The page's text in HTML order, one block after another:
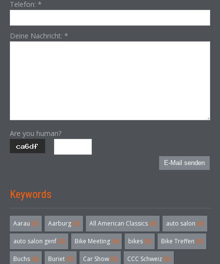
Telefon: *
Deine Nachricht: *
Are you human?
E-Mail senden
Keywords
Aarau (3) Aarburg (3) All American Classics (3) auto salon (3)
auto salon genf (3) Bike Meeting (4) bikes (5) Bike Treffen (5)
Buchs (4) Buriet (3) Car Show (3) CCC Schweiz (3)